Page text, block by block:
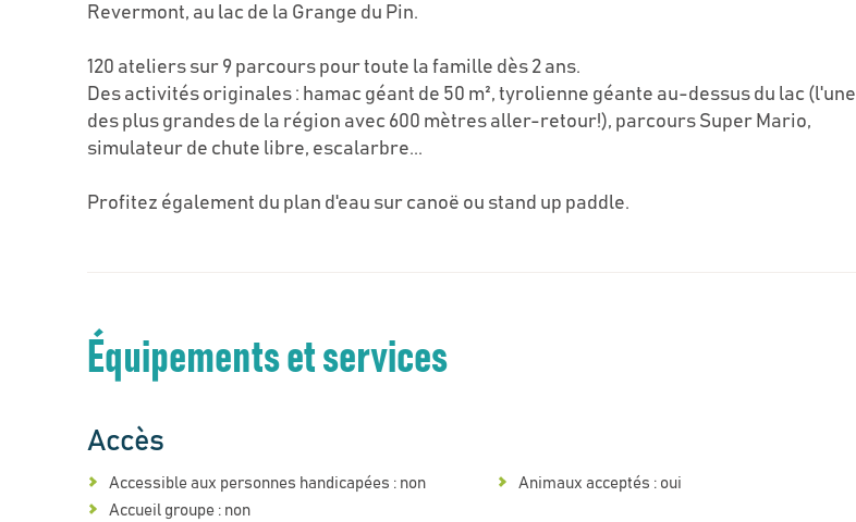
Revermont, au lac de la Grange du Pin.
120 ateliers sur 9 parcours pour toute la famille dès 2 ans.
Des activités originales : hamac géant de 50 m², tyrolienne géante au-dessus du lac (l'une
des plus grandes de la région avec 600 mètres aller-retour!), parcours Super Mario,
simulateur de chute libre, escalarbre...
Profitez également du plan d'eau sur canoë ou stand up paddle.
Équipements et services
Accès
Accessible aux personnes handicapées : non
Accueil groupe : non
Animaux acceptés : oui